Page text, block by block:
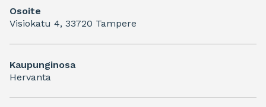
Osoite
Visiokatu 4, 33720 Tampere
Kaupunginosa
Hervanta